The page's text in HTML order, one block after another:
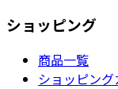
ショッピング
商品一覧
ショッピング